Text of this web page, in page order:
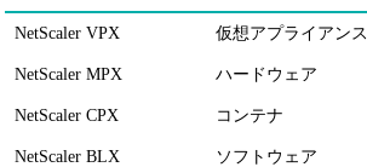
NetScaler VPX 仮想アプライアンス
NetScaler MPX ハードウェア
NetScaler CPX コンテナ
NetScaler BLX ソフトウェア